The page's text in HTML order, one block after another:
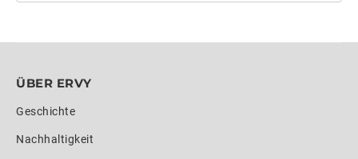
ÜBER ERVY
Geschichte
Nachhaltigkeit